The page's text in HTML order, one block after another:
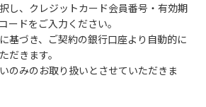
流れる歴舟川は、上流で雨が降ると短
遊んでいると大変危険な状態になりや
より人が流される事故が数件起きてい
し、クレジットカード会員番号・有効期
ードをご入力ください。
基づき、ご契約の銀行口座より自動的に
だきます。
のみのお取り扱いとさせていただきま